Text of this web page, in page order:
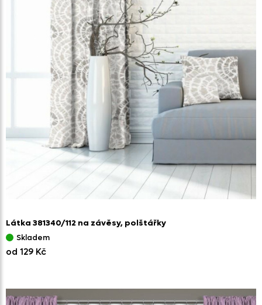
Látka 381340/112 na závěsy, polštářky
Skladem
od 129 Kč